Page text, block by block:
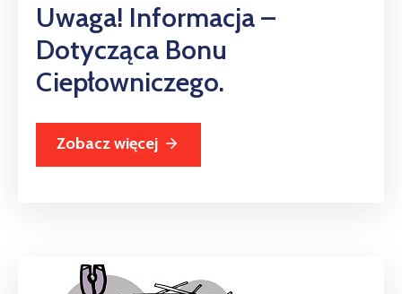
Uwaga! Informacja –
Dotycząca Bonu
Ciepłowniczego.
Zobacz więcej